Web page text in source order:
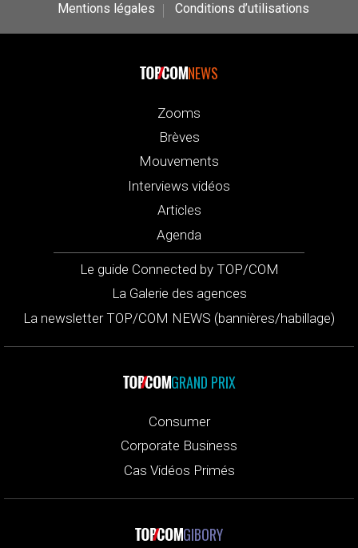
Mentions légales
Conditions d’utilisations
NEWS
Zooms
Brèves
Mouvements
Interviews vidéos
Articles
Agenda
Le guide Connected by TOP/COM
La Galerie des agences
La newsletter TOP/COM NEWS (bannières/habillage)
GRAND PRIX
Consumer
Corporate Business
Cas Vidéos Primés
GIBORY